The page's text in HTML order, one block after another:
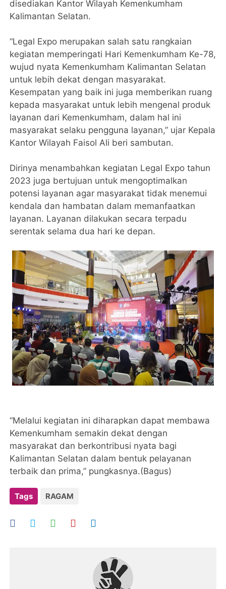
disediakan Kantor Wilayah Kemenkumham
Kalimantan Selatan.
“Legal Expo merupakan salah satu rangkaian
kegiatan memperingati Hari Kemenkumham Ke-78,
wujud nyata Kemenkumham Kalimantan Selatan
untuk lebih dekat dengan masyarakat.
Kesempatan yang baik ini juga memberikan ruang
kepada masyarakat untuk lebih mengenal produk
layanan dari Kemenkumham, dalam hal ini
masyarakat selaku pengguna layanan,” ujar Kepala
Kantor Wilayah Faisol Ali beri sambutan.
Dirinya menambahkan kegiatan Legal Expo tahun
2023 juga bertujuan untuk mengoptimalkan
potensi layanan agar masyarakat tidak menemui
kendala dan hambatan dalam memanfaatkan
layanan. Layanan dilakukan secara terpadu
serentak selama dua hari ke depan.
“Melalui kegiatan ini diharapkan dapat membawa
Kemenkumham semakin dekat dengan
masyarakat dan berkontribusi nyata bagi
Kalimantan Selatan dalam bentuk pelayanan
terbaik dan prima,” pungkasnya.(Bagus)
Tags RAGAM